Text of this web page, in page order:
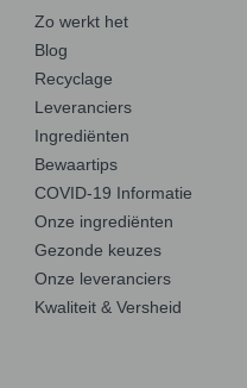
Zo werkt het
Blog
Recyclage
Leveranciers
Ingrediënten
Bewaartips
COVID-19 Informatie
Onze ingrediënten
Gezonde keuzes
Onze leveranciers
Kwaliteit & Versheid